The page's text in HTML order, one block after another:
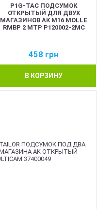
P1G-TAC ПОДСУМОК
ОТКРЫТЫЙ ДЛЯ ДВУХ
МАГАЗИНОВ АК М16 MOLLE
RMBP 2 MTP P120002-2MC
458 грн
В КОРЗИНУ